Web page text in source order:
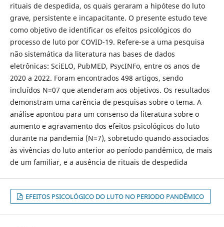
rituais de despedida, os quais geraram a hipótese do luto
grave, persistente e incapacitante. O presente estudo teve
como objetivo de identificar os efeitos psicológicos do
processo de luto por COVID-19. Refere-se a uma pesquisa
não sistemática da literatura nas bases de dados
eletrônicas: SciELO, PubMED, PsycINFo, entre os anos de
2020 a 2022. Foram encontrados 498 artigos, sendo
incluídos N=07 que atenderam aos objetivos. Os resultados
demonstram uma carência de pesquisas sobre o tema. A
análise apontou para um consenso da literatura sobre o
aumento e agravamento dos efeitos psicológicos do luto
durante na pandemia (N=7), sobretudo quando associados
às vivências do luto anterior ao período pandêmico, de mais
de um familiar, e a ausência de rituais de despedida
EFEITOS PSICOLÓGICO DO LUTO NO PERIODO PANDÊMICO